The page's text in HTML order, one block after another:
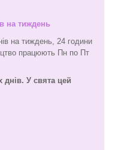
на тиждень
на тиждень, 24 години
працюють Пн по Пт
днів. У свята цей